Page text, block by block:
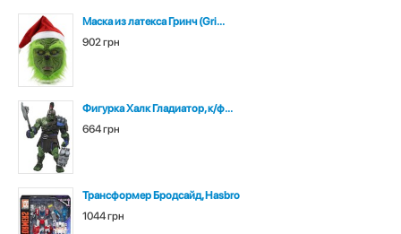
Маска из латекса Гринч (Gri...
902 грн
Фигурка Халк Гладиатор, к/ф...
664 грн
Трансформер Бродсайд, Hasbro
1044 грн